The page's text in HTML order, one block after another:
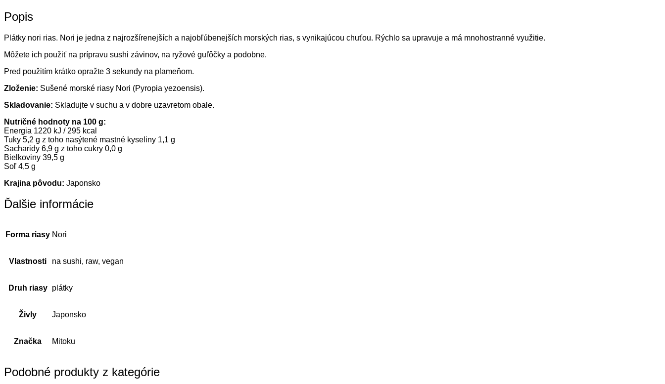
25g
Popis
Plátky nori rias. Nori je jedna z najrozšírenejších a najobľúbenejších morských rias, s vynikajúcou chuťou. Rýchlo sa upravuje a má mnohostranné využitie.
Môžete ich použiť na prípravu sushi závinov, na ryžové guľôčky a podobne.
Pred použitím krátko opražte 3 sekundy na plameňom.
Zloženie: Sušené morské riasy Nori (Pyropia yezoensis).
Skladovanie: Skladujte v suchu a v dobre uzavretom obale.
Nutričné hodnoty na 100 g:
Energia 1220 kJ / 295 kcal
Tuky 5,2 g z toho nasýtené mastné kyseliny 1,1 g
Sacharidy 6,9 g z toho cukry 0,0 g
Bielkoviny 39,5 g
Soľ 4,5 g
Krajina pôvodu: Japonsko
Ďalšie informácie
Forma riasy Nori
Vlastnosti na sushi, raw, vegan
Druh riasy plátky
Živly Japonsko
Značka Mitoku
Podobné produkty z kategórie